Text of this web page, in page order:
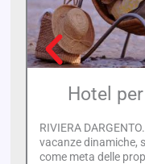
Hotel
RIVIERA
vacanze dinamiche,
come meta delle